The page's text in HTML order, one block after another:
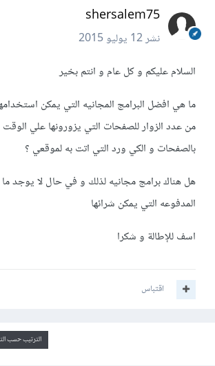
shersalem75
نشر12 يوليو 2015
السلام عليكم و كل عام و انتم بخير
ما هي افضل البرامج المجانيه التي يمكن
من عدد الزوار للصفحات التي يزورونها علي الوقت
بالصفحات و الكي ورد التي اتت به لموقعي ؟
هل هناك برامج مجانيه لذلك و في حال لا يوجد ما
المدفوعه التي يمكن شرائها
اسف للإطالة و شكرا
اقتباس
الترتيب حسب